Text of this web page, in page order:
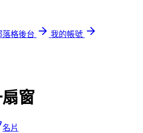
落格後台
我的帳號
窗
名片